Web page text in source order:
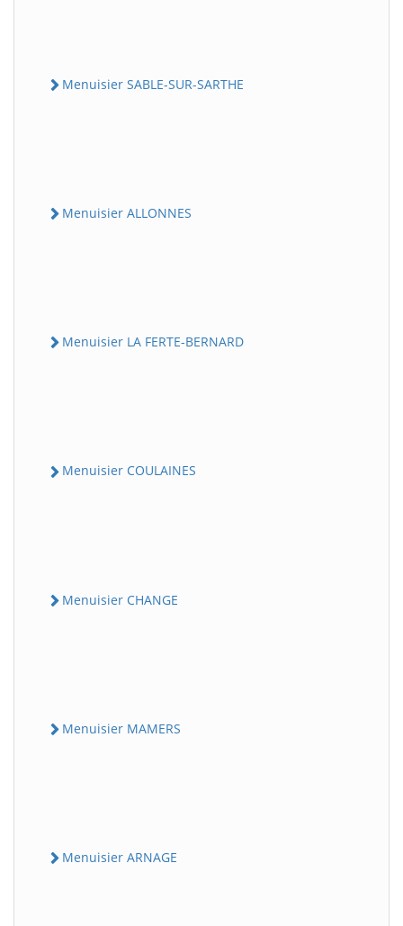
Menuisier SABLE-SUR-SARTHE
Menuisier ALLONNES
Menuisier LA FERTE-BERNARD
Menuisier COULAINES
Menuisier CHANGE
Menuisier MAMERS
Menuisier ARNAGE